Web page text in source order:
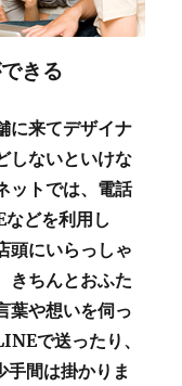
きる
に来てデザイナ
しないといけな
ットでは、電話
どを利用し
頭にいらっしゃ
きちんとおふた
葉や想いを伺っ
で送ったり、
間は掛かりま